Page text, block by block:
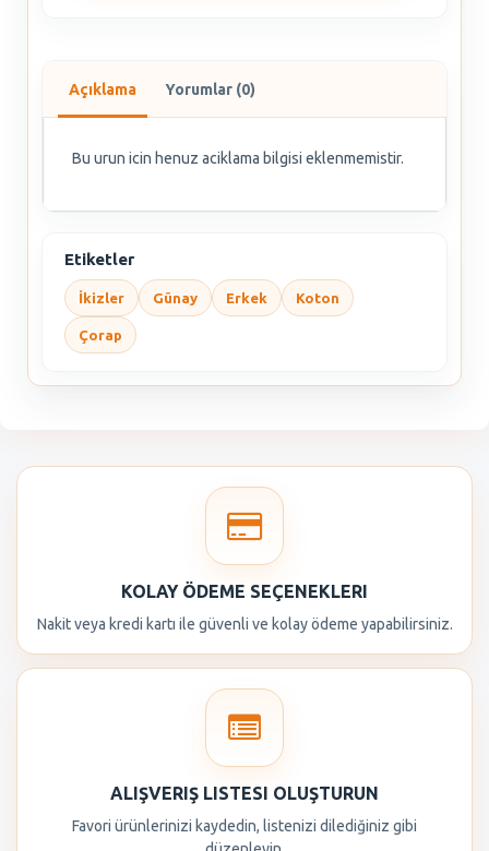
Açıklama Yorumlar (0)
Bu urun icin henuz aciklama bilgisi eklenmemistir.
Etiketler
İkizler Günay Erkek Koton
Çorap
KOLAY ÖDEME SEÇENEKLERI
Nakit veya kredi kartı ile güvenli ve kolay ödeme yapabilirsiniz.
ALIŞVERIŞ LISTESI OLUŞTURUN
Favori ürünlerinizi kaydedin, listenizi dilediğiniz gibi